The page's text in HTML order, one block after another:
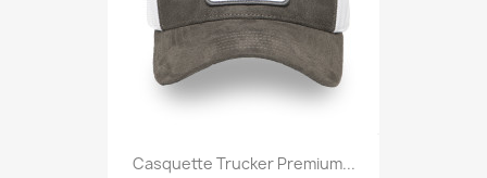
Casquette Trucker Premium...